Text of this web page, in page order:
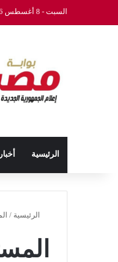
السبت - 8 أغسطس 2026
الرئيسية
الرئيسية /